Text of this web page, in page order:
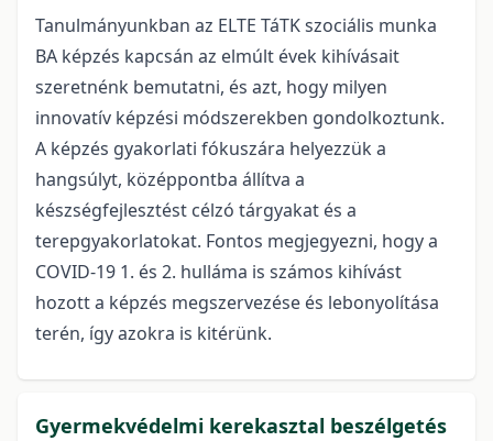
Tanulmányunkban az ELTE TáTK szociális munka
BA képzés kapcsán az elmúlt évek kihívásait
szeretnénk bemutatni, és azt, hogy milyen
innovatív képzési módszerekben gondolkoztunk.
A képzés gyakorlati fókuszára helyezzük a
hangsúlyt, középpontba állítva a
készségfejlesztést célzó tárgyakat és a
terepgyakorlatokat. Fontos megjegyezni, hogy a
COVID-19 1. és 2. hulláma is számos kihívást
hozott a képzés megszervezése és lebonyolítása
terén, így azokra is kitérünk.
Gyermekvédelmi kerekasztal beszélgetés